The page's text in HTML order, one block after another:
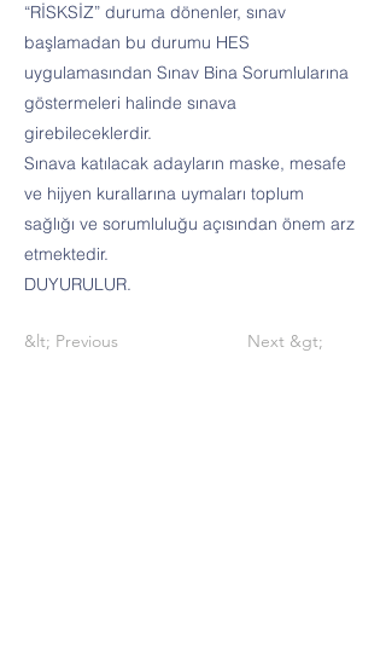
“RİSKSİZ” duruma dönenler, sınav
başlamadan bu durumu HES
uygulamasından Sınav Bina Sorumlularına
göstermeleri halinde sınava
girebileceklerdir.
Sınava katılacak adayların maske, mesafe
ve hijyen kurallarına uymaları toplum
sağlığı ve sorumluluğu açısından önem arz
etmektedir.
DUYURULUR.
&lt; Previous Next &gt;